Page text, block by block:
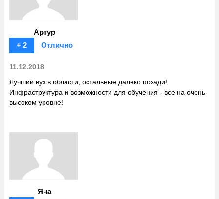
Артур
+ 2
Отлично
11.12.2018
Лучший вуз в области, остальные далеко позади!
Инфраструктура и возможности для обучения - все на очень
высоком уровне!
Яна